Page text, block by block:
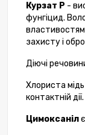
Курзат Р -
фунгіцид.
захисту і
Діючі
Хлориста
контактній дії.
Цимоксаніл